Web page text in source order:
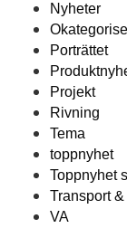
Nyheter
Porträttet
Projekt
Rivning
Tema
toppnyhet
Toppnyhet
Transport
VA